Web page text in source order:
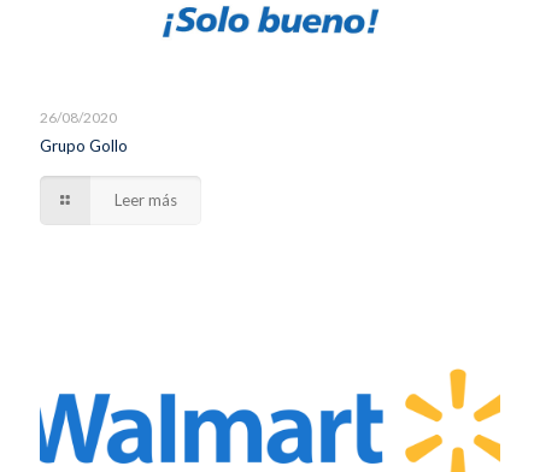
26/08/2020
Grupo Gollo
Leer más